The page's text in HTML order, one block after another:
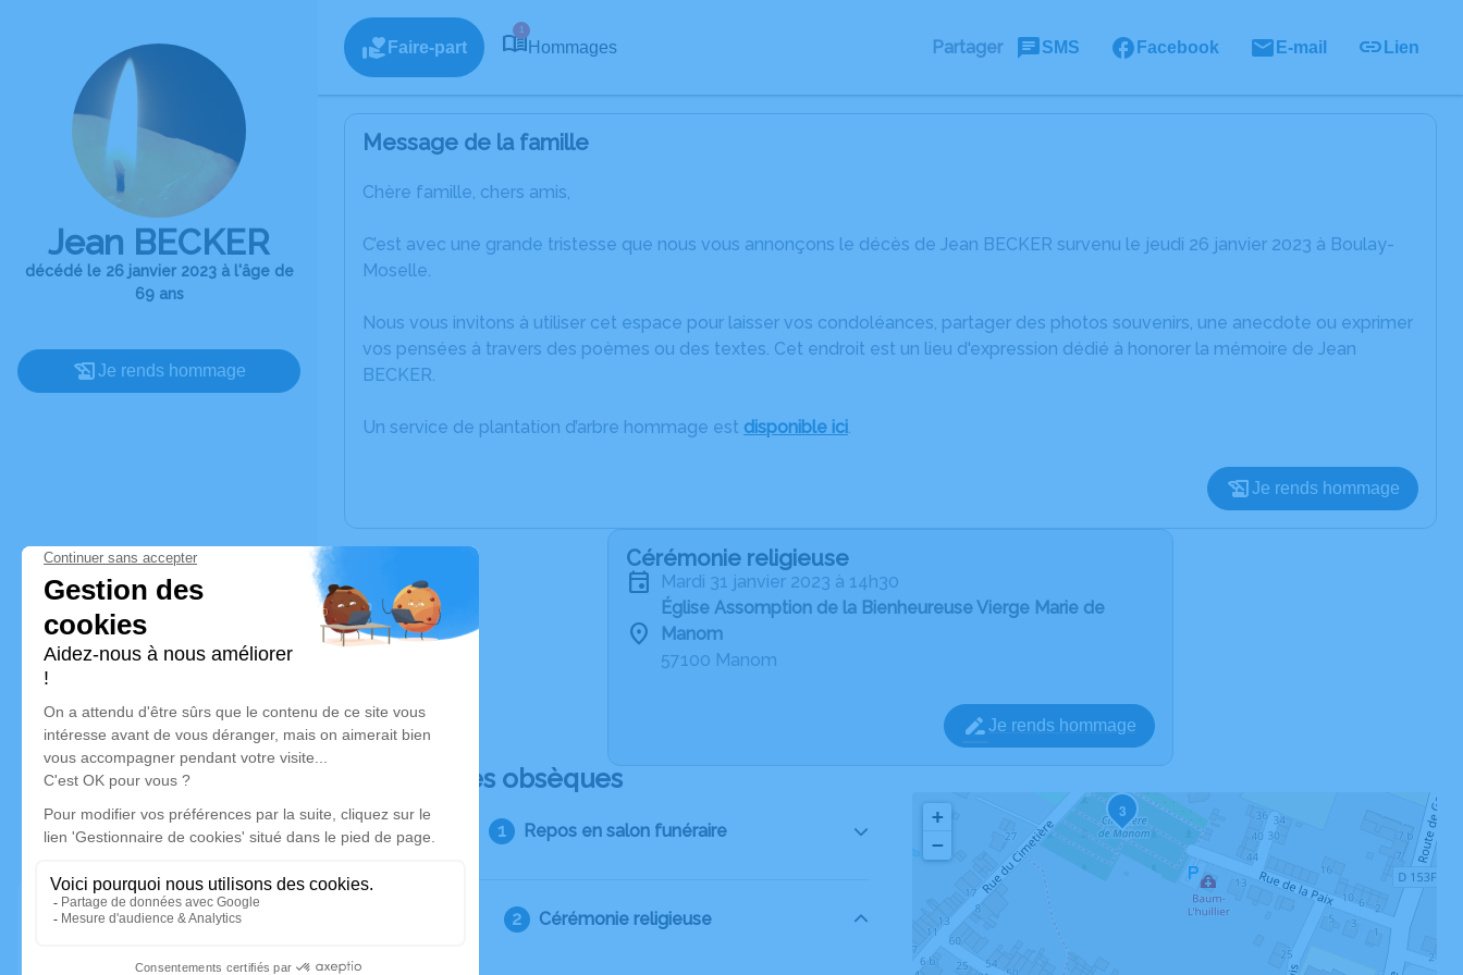
Jean BECKER
décédé le 26 janvier 2023 à l'âge de
69 ans
Je rends hommage
Faire-part
1
Hommages Partager SMS Facebook E-mail Lien
Message de la famille
Chère famille, chers amis,
C’est avec une grande tristesse que nous vous annonçons le décès de Jean BECKER survenu le jeudi 26 janvier 2023 à Boulay-
Moselle.
Nous vous invitons à utiliser cet espace pour laisser vos condoléances, partager des photos souvenirs, une anecdote ou exprimer
vos pensées à travers des poèmes ou des textes. Cet endroit est un lieu d'expression dédié à honorer la mémoire de Jean
BECKER.
Un service de plantation d’arbre hommage est disponible ici.
Je rends hommage
Cérémonie religieuse
mardi 31 janvier 2023 à 14h30
Église Assomption de la Bienheureuse Vierge Marie de
Manom
57100 Manom
Je rends hommage
Déroulé des obsèques
Repos en salon funéraire
Cérémonie religieuse
3
+
−